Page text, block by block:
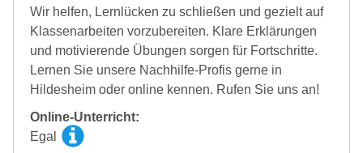
Wir helfen, Lernlücken zu schließen und gezielt auf
Klassenarbeiten vorzubereiten. Klare Erklärungen
und motivierende Übungen sorgen für Fortschritte.
Lernen Sie unsere Nachhilfe-Profis gerne in
Hildesheim oder online kennen. Rufen Sie uns an!
Online-Unterricht:
Egal